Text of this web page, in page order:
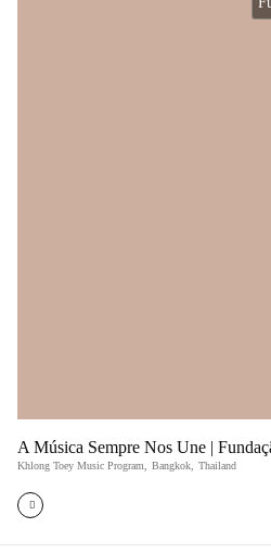
A Música Sempre Nos Une |
Khlong Toey Music Program Bangkok Thailand